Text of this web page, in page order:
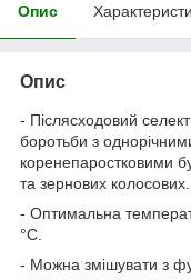
Опис
Опис
- Післясходовий
боротьби з
коренепаростковими
та зернових колосових.
- Оптимальна
°С.
- Можна змішувати з